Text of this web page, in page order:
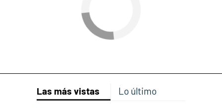
Las más vistas Lo último